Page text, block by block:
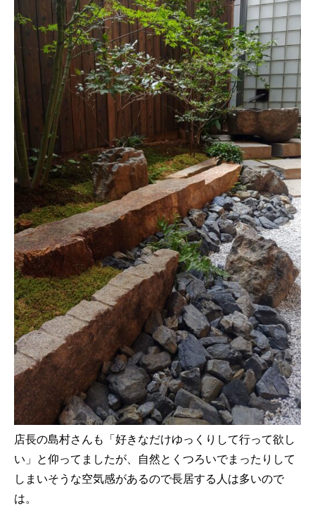
店長の島村さんも「好きなだけゆっくりして行って欲し
い」と仰ってましたが、自然とくつろいでまったりして
しまいそうな空気感があるので長居する人は多いので
は。